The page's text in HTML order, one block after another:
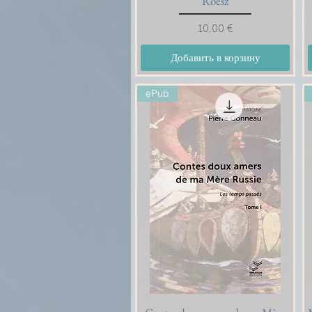
Цена
10,00 €
Добавить в корзину
ePub